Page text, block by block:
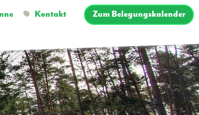
Kontakt Zum Belegungskalender